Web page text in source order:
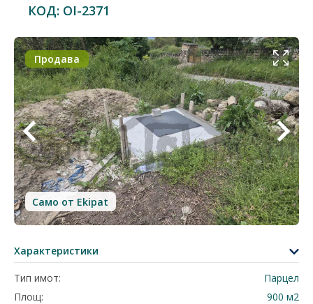
КОД: OI-2371
Продава
Само от Ekipat
Характеристики
Тип имот:
Парцел
Площ:
900 м2